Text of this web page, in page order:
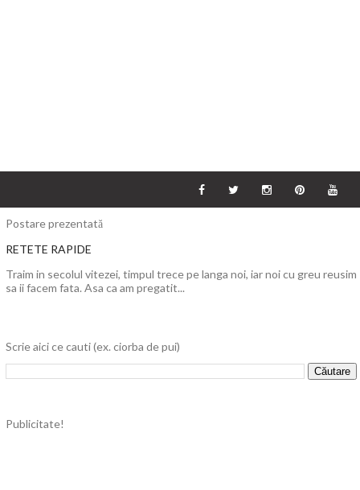
Postare prezentată
RETETE RAPIDE
Traim in secolul vitezei, timpul trece pe langa noi, iar noi cu greu reusim
sa ii facem fata. Asa ca am pregatit...
Scrie aici ce cauti (ex. ciorba de pui)
Publicitate!